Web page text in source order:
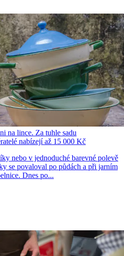
na lince. Za tuhle sadu
nabízejí až 15 000 Kč
nebo v jednoduché barevné polevě
se povaloval po půdách a při jarním
Dnes po...